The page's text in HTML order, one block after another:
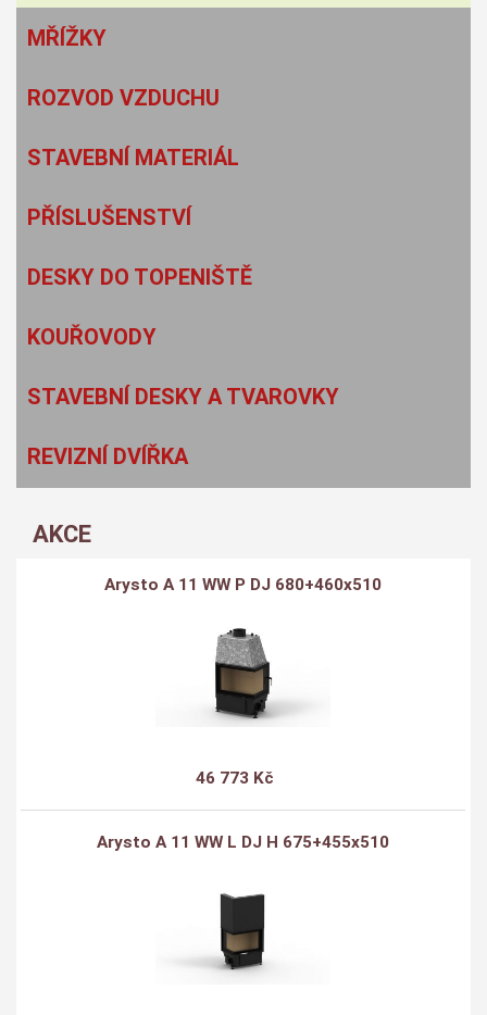
MŘÍŽKY
ROZVOD VZDUCHU
STAVEBNÍ MATERIÁL
PŘÍSLUŠENSTVÍ
DESKY DO TOPENIŠTĚ
KOUŘOVODY
STAVEBNÍ DESKY A TVAROVKY
REVIZNÍ DVÍŘKA
AKCE
Arysto A 11 WW P DJ 680+460x510
46 773 Kč
Arysto A 11 WW L DJ H 675+455x510